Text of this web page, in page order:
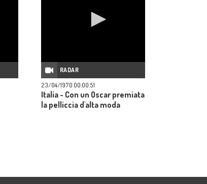
RADAR
23/04/1970 00:00:51
Italia - Con un Oscar premiata
la pelliccia d'alta moda